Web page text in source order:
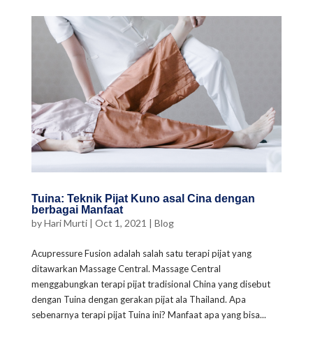
Tuina: Teknik Pijat Kuno asal Cina dengan
berbagai Manfaat
byHari Murti| Oct 1, 2021 | Blog
Acupressure Fusion adalah salah satu terapi pijat yang
ditawarkan Massage Central. Massage Central
menggabungkan terapi pijat tradisional China yang disebut
dengan Tuina dengan gerakan pijat ala Thailand. Apa
sebenarnya terapi pijat Tuina ini? Manfaat apa yang bisa...